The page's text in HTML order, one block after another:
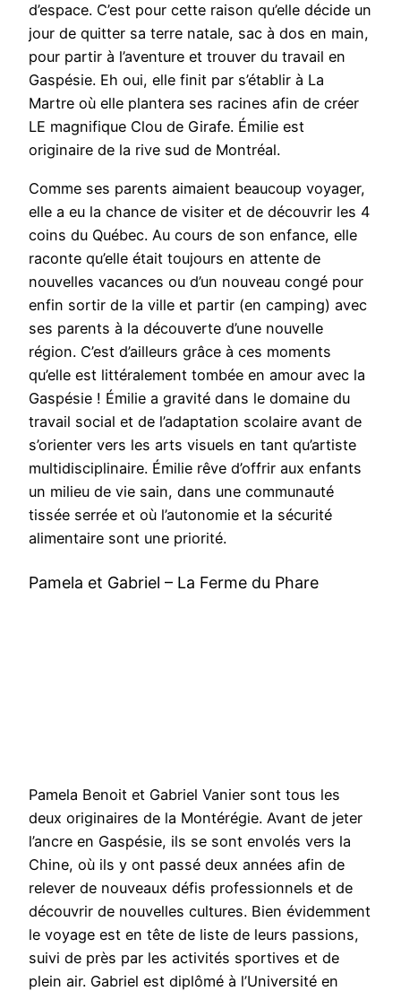
d’espace. C’est pour cette raison qu’elle décide un
jour de quitter sa terre natale, sac à dos en main,
pour partir à l’aventure et trouver du travail en
Gaspésie. Eh oui, elle finit par s’établir à La
Martre où elle plantera ses racines afin de créer
LE magnifique Clou de Girafe. Émilie est
originaire de la rive sud de Montréal.
Comme ses parents aimaient beaucoup voyager,
elle a eu la chance de visiter et de découvrir les 4
coins du Québec. Au cours de son enfance, elle
raconte qu’elle était toujours en attente de
nouvelles vacances ou d’un nouveau congé pour
enfin sortir de la ville et partir (en camping) avec
ses parents à la découverte d’une nouvelle
région. C’est d’ailleurs grâce à ces moments
qu’elle est littéralement tombée en amour avec la
Gaspésie ! Émilie a gravité dans le domaine du
travail social et de l’adaptation scolaire avant de
s’orienter vers les arts visuels en tant qu’artiste
multidisciplinaire. Émilie rêve d’offrir aux enfants
un milieu de vie sain, dans une communauté
tissée serrée et où l’autonomie et la sécurité
alimentaire sont une priorité.
Pamela et Gabriel – La Ferme du Phare
Pamela Benoit et Gabriel Vanier sont tous les
deux originaires de la Montérégie. Avant de jeter
l’ancre en Gaspésie, ils se sont envolés vers la
Chine, où ils y ont passé deux années afin de
relever de nouveaux défis professionnels et de
découvrir de nouvelles cultures. Bien évidemment
le voyage est en tête de liste de leurs passions,
suivi de près par les activités sportives et de
plein air. Gabriel est diplômé à l’Université en